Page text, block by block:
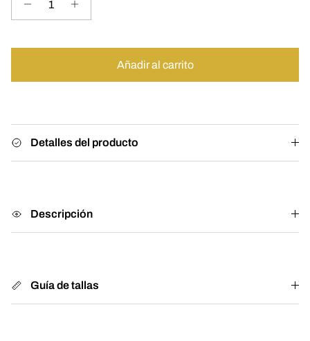
Añadir al carrito
Detalles del producto
Descripción
Guía de tallas